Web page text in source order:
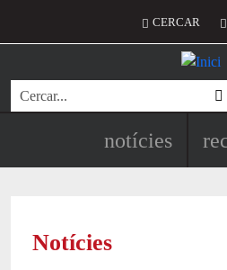
Menú del
CERCAR
Cerca
Navegació
notícies
Notícies